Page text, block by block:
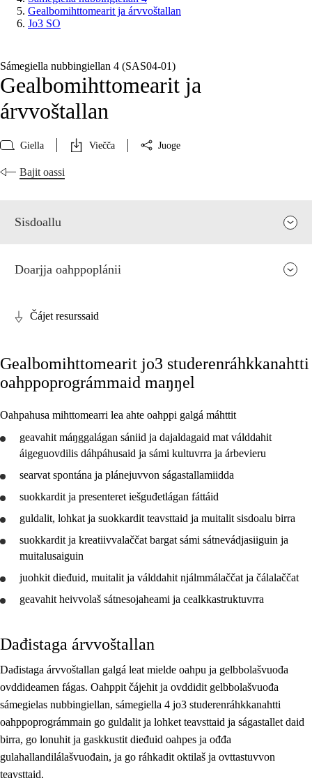
Gealbomihttomearit ja árvvoštallan
Jo3 SO
Sámegiella nubbingiellan 4 (SAS04‑01)
Gealbomihttomearit ja
árvvoštallan
Giella Viečča Juoge
Bajit oassi
Sisdoallu
Guovddášelemeanttat
Fágaidrasttideaddji fáttát
Vuođđogálggat
Jo2 FO
Jo1 SO
Jo2 SO
Jo3 SO
Jo3 lasáhus
Doarjja oahppoplánii
Čájet resurssaid
Gealbomihttomearit jo3 studerenráhkkanahtti
oahppoprográmmaid maŋŋel
Oahpahusa mihttomearri lea ahte oahppi galgá máhttit
geavahit máŋggalágan sániid ja dajaldagaid mat válddahit
áigeguovdilis dáhpáhusaid ja sámi kultuvrra ja árbevieru
searvat spontána ja plánejuvvon ságastallamiidda
suokkardit ja presenteret iešguđetlágan fáttáid
guldalit, lohkat ja suokkardit teavsttaid ja muitalit sisdoalu birra
suokkardit ja kreatiivvalaččat bargat sámi sátnevádjasiiguin ja
muitalusaiguin
juohkit dieđuid, muitalit ja válddahit njálmmálaččat ja čálalaččat
geavahit heivvolaš sátnesojaheami ja cealkkastruktuvrra
Dađistaga árvvoštallan
Dađistaga árvvoštallan galgá leat mielde oahpu ja gelbbolašvuođa
ovddideamen fágas. Oahppit čájehit ja ovddidit gelbbolašvuođa
sámegielas nubbingiellan, sámegiella 4 jo3 studerenráhkkanahtti
oahppoprográmmain go guldalit ja lohket teavsttaid ja ságastallet daid
birra, go lonuhit ja gaskkustit dieđuid oahpes ja ođđa
gulahallandilálašvuođain, ja go ráhkadit oktilaš ja ovttastuvvon
teavsttaid.